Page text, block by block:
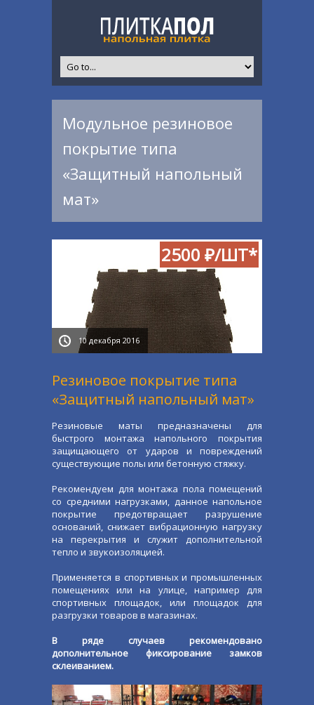
Модульное резиновое
покрытие типа
«Защитный напольный
мат»
2500 ₽/ШТ*
10 декабря 2016
Резиновое покрытие типа
«Защитный напольный мат»
Резиновые маты предназначены для
быстрого монтажа напольного покрытия
защищающего от ударов и повреждений
существующие полы или бетонную стяжку.
Рекомендуем для монтажа пола помещений
со средними нагрузками, данное напольное
покрытие предотвращает разрушение
оснований, снижает вибрационную нагрузку
на перекрытия и служит дополнительной
тепло и звукоизоляцией.
Применяется в спортивных и промышленных
помещениях или на улице, например для
спортивных площадок, или площадок для
разгрузки товаров в магазинах.
В ряде случаев рекомендовано
дополнительное фиксирование замков
склеиванием.